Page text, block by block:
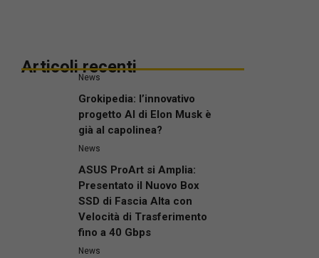
Articoli recenti
News
Grokipedia: l’innovativo
progetto AI di Elon Musk è
già al capolinea?
News
ASUS ProArt si Amplia:
Presentato il Nuovo Box
SSD di Fascia Alta con
Velocità di Trasferimento
fino a 40 Gbps
News